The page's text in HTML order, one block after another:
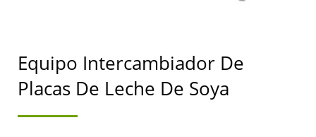
Equipo Intercambiador De
Placas De Leche De Soya